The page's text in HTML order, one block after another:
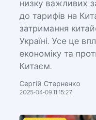
низку важливих
до тарифів на
затримання
Україні. Усе це
економіку та
Китаєм.
Сергій Стерненко
2025-04-09 11:15:27